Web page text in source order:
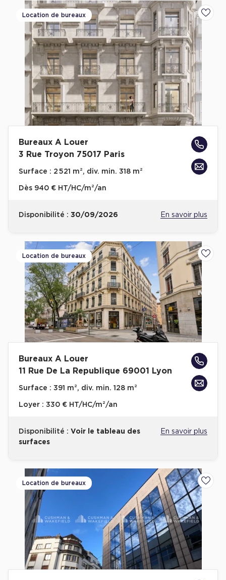
Location de bureaux
Bureaux A Louer
3 Rue Troyon 75017 Paris
Surface : 2 521 m², div. min. 318 m²
Dès 940 € HT/HC/m²/an
Disponibilité : 30/09/2026 En savoir plus
Location de bureaux
Bureaux A Louer
11 Rue De La Republique 69001 Lyon
Surface : 391 m², div. min. 128 m²
Loyer : 330 € HT/HC/m²/an
Disponibilité : Voir le tableau des
surfaces
En savoir plus
Location de bureaux